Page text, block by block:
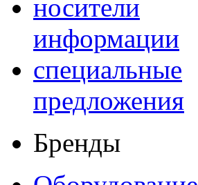
носители
информации
специальные
предложения
Бренды